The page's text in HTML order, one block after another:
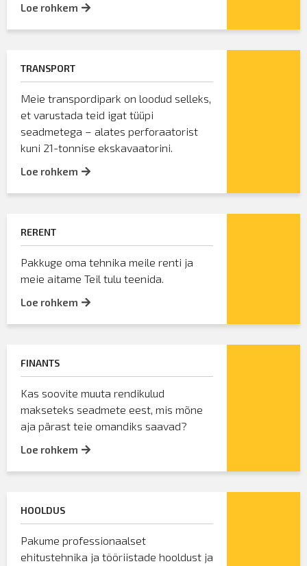
Loe rohkem
TRANSPORT
Meie transpordipark on loodud selleks,
et varustada teid igat tüüpi
seadmetega – alates perforaatorist
kuni 21-tonnise ekskavaatorini.
Loe rohkem
RERENT
Pakkuge oma tehnika meile renti ja
meie aitame Teil tulu teenida.
Loe rohkem
FINANTS
Kas soovite muuta rendikulud
makseteks seadmete eest, mis mõne
aja pärast teie omandiks saavad?
Loe rohkem
HOOLDUS
Pakume professionaalset
ehitustehnika ja tööriistade hooldust ja